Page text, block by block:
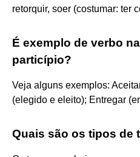
retorquir, soer (costumar: ter
É exemplo de verbo
particípio?
Veja alguns exemplos:
(elegido e eleito); Entregar
Quais são os tipos de